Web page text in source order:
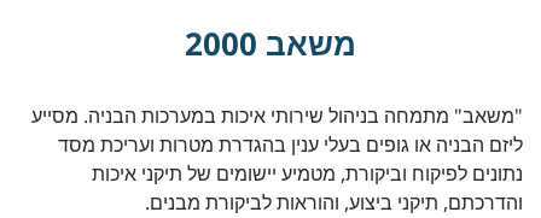
משאב 2000
"משאב" מתמחה בניהול שירותי איכות במערכות הבניה. מסייע
ליזם הבניה או גופים בעלי ענין בהגדרת מטרות ועריכת מסד
נתונים לפיקוח וביקורת, מטמיע יישומים של תיקני איכות
והדרכתם, תיקני ביצוע, והוראות לביקורת מבנים.